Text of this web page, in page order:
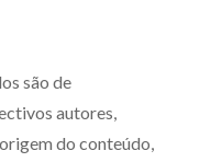
são de
autores,
do conteúdo,